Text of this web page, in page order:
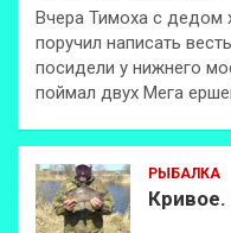
Вчера Тимоха с дедом
поручил написать
посидели у нижнего
поймал двух Мега
РЫБАЛКА